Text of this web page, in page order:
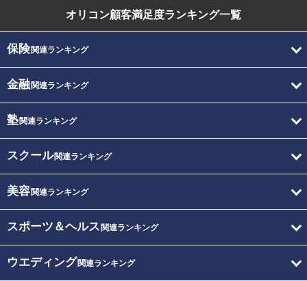
オリコン顧客満足度ランキング一覧
保険関連ランキング
金融関連ランキング
塾関連ランキング
スクール関連ランキング
美容関連ランキング
スポーツ＆ヘルス 関連ランキング
ウエディング関連ランキング